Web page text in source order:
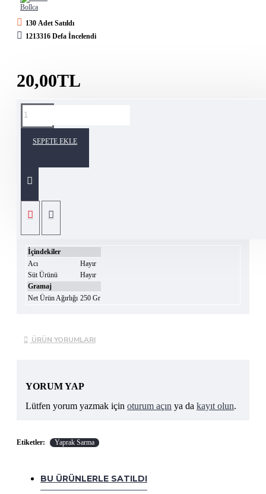
20,00TL
Bollca
130 Adet Satıldı
1213316 Defa İncelendi
SEPETE EKLE
ÜRÜN ÖZELLIKLERI
İçindekiler
Acı
Hayır
Süt Ürünü
Hayır
Gramaj
Net Ürün Ağırlığı 250 Gr
ÜRÜN YORUMLARI
YORUM YAP
Lütfen yorum yazmak için oturum açın ya da kayıt olun.
Etiketler: Yaprak Sarma
BU ÜRÜNLERLE SATILDI